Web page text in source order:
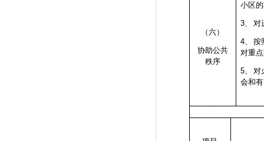
（六）
协助公共
秩序
小区
3、 对
4、
按
对重
5、
对
会和